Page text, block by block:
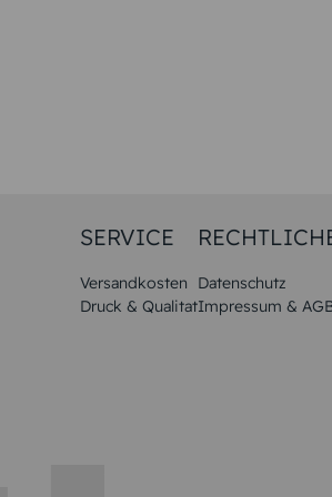
SERVICE
Versandkosten
Druck & Qualitat
Datenschutz
Impressum &